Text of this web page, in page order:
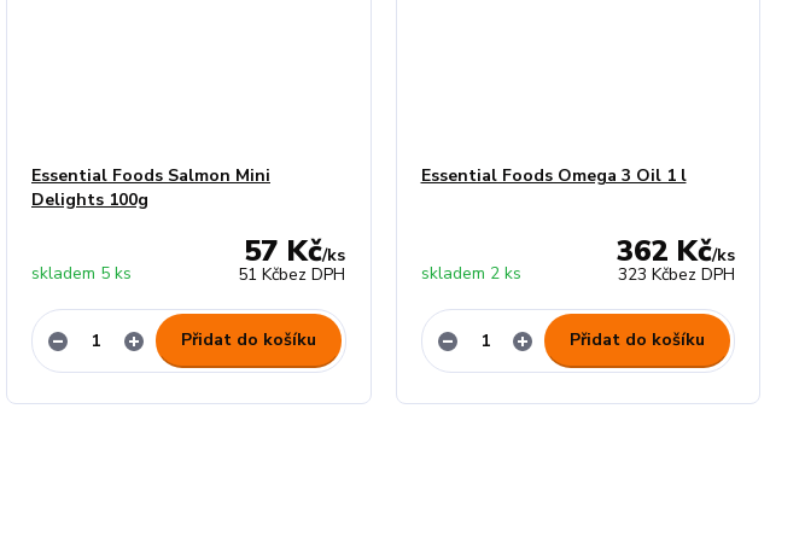
Essential Foods Salmon Mini
Delights 100g
57 Kč/ks
51 Kčbez DPH
skladem 5 ks
Přidat do košíku
Essential Foods Omega 3 Oil 1 l
362 Kč/ks
323 Kčbez DPH
skladem 2 ks
Přidat do košíku